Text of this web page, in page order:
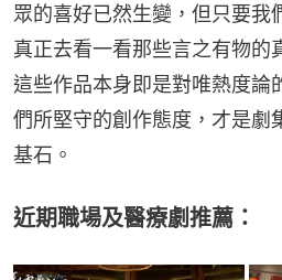
眾的喜好已然生變，但只要我
真正去看一看那些言之有物的
這些作品本身即是對唯熱度論
們所堅守的創作態度，才是劇
基石。
近期職場及醫療劇推薦：